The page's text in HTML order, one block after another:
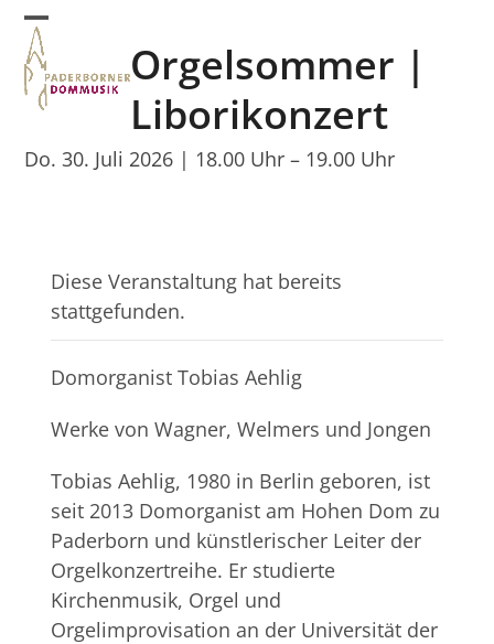
Skip
content
Open
mobile
menu
Close
mobile
menu
Orgelsommer |
Liborikonzert
Do. 30. Juli 2026 | 18.00 Uhr – 19.00 Uhr
Diese Veranstaltung hat bereits
stattgefunden.
Domorganist Tobias Aehlig
Werke von Wagner, Welmers und Jongen
Tobias Aehlig, 1980 in Berlin geboren, ist
seit 2013 Domorganist am Hohen Dom zu
Paderborn und künstlerischer Leiter der
Orgelkonzertreihe. Er studierte
Kirchenmusik, Orgel und
Orgelimprovisation an der Universität der